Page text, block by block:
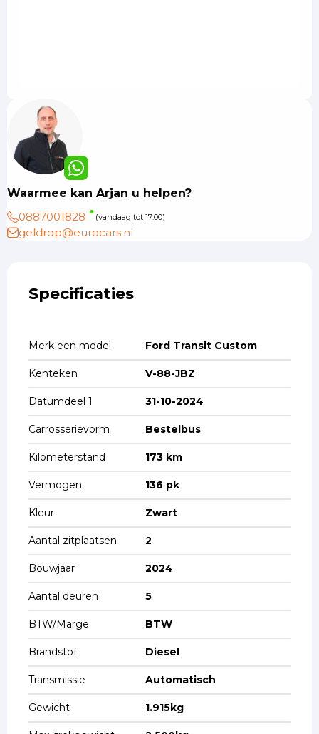
Waarmee kan Arjan u helpen?
0887001828
(vandaag tot 17:00)
geldrop@eurocars.nl
Specificaties
Merk een model Ford Transit Custom
Kenteken V-88-JBZ
Datumdeel 1 31-10-2024
Carrosserievorm Bestelbus
Kilometerstand 173 km
Vermogen 136 pk
Kleur Zwart
Aantal zitplaatsen 2
Bouwjaar 2024
Aantal deuren 5
BTW/Marge BTW
Brandstof Diesel
Transmissie Automatisch
Gewicht 1.915kg